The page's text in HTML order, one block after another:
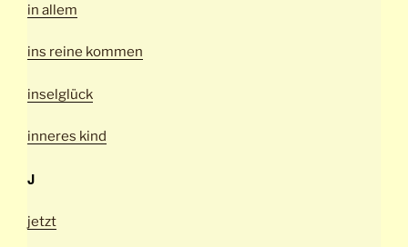
in allem
ins reine kommen
inselglück
inneres kind
J
jetzt